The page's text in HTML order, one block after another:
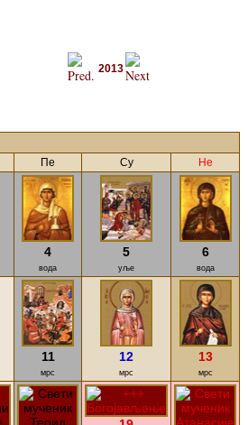
2013
Пе Су Не
4
вода
5
уље
6
вода
11
мрс
12
мрс
13
мрс